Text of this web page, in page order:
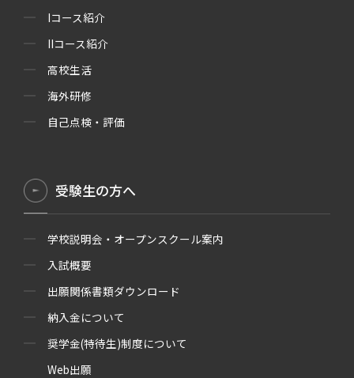
Iコース紹介
IIコース紹介
高校生活
海外研修
自己点検・評価
受験生の方へ
学校説明会・オープンスクール案内
入試概要
出願関係書類ダウンロード
納入金について
奨学金(特待生)制度について
Web出願